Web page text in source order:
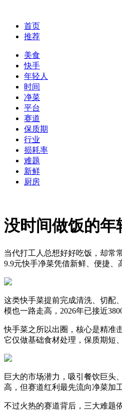
首页
推荐
美食
快手
年轻人
时间
净菜
平台
赛道
保质期
行业
损耗率
难题
新鲜
厨房
没时间做饭的年
当代打工人总想好好吃饭，却常
9.9元快手净菜凭借新鲜、便捷、
这类快手菜提前完成清洗、切配
模也一路走高，2026年已接近
快手菜之所以出圈，核心是精准
它仅做基础食材处理，保质期短
巨大的市场潜力，吸引餐饮巨头
高，但赛道红利最先流向净菜加
不过火热的赛道背后，三大难题